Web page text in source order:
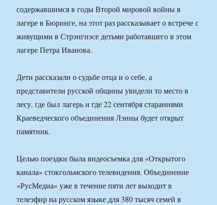
содержавшимся в годы Второй мировой войны в
лагере в Бюринге, на этот раз рассказывает о встрече с
живущими в Стрэнгнэсе детьми работавшего в этом
лагере Петра Иванова.
Дети рассказали о судьбе отца и о себе, а
представители русской общины увидели то место в
лесу, где был лагерь и где 22 сентября стараниями
Краеведческого объединения Лэнны будет открыт
памятник.
Целью поездки была видеосъемка для «Открытого
канала» стокгольмского телевидения. Объединение
«РусМедиа» уже в течение пяти лет выходит в
телеэфир на русском языке для 380 тысяч семей в